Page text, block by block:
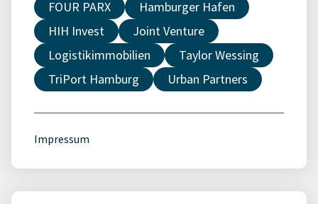
FOUR PARX
Hamburger Hafen
HIH Invest
Joint Venture
Logistikimmobilien
Taylor Wessing
TriPort Hamburg
Urban Partners
Impressum